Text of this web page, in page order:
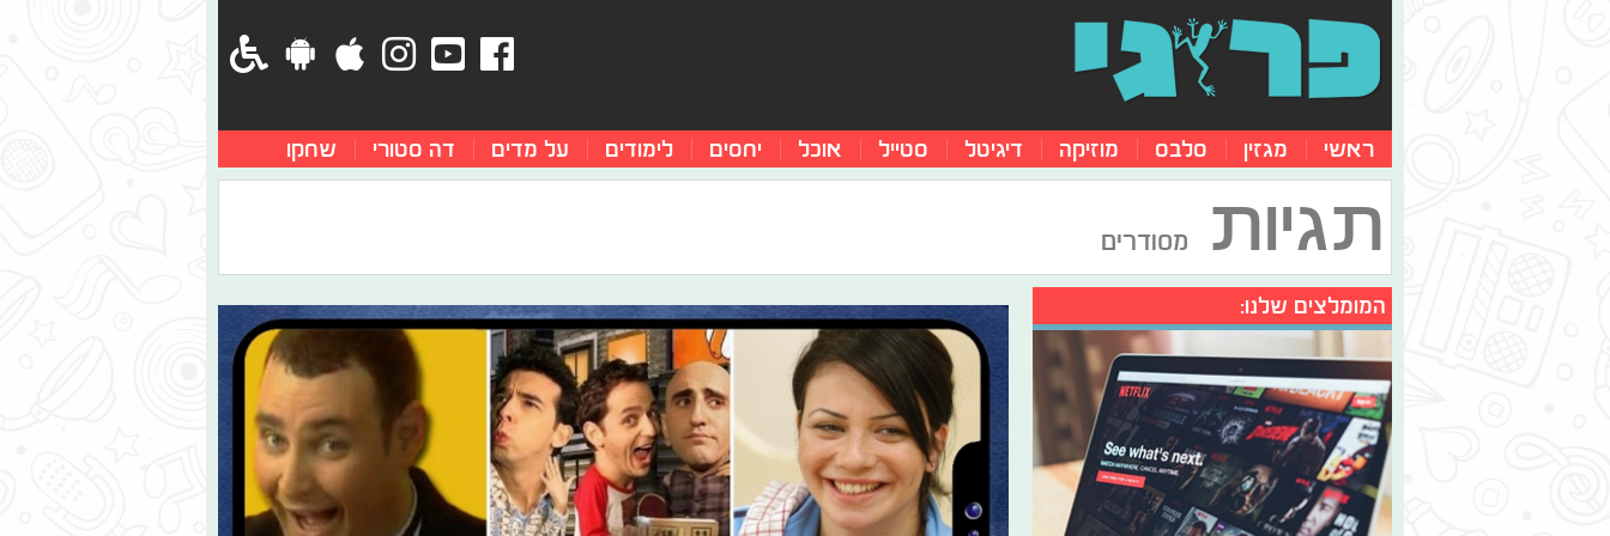
ראשי מגזין סלבס מוזיקה דיגיטל סטייל אוכל יחסים לימודים על מדים דה סטורי שחקו
תגיות מסודרים
המומלצים שלנו: